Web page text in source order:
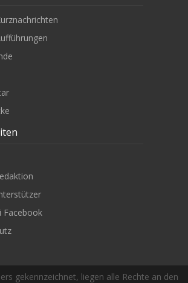
gekennzeichnet, liegen alle Rechte an den
Facebook